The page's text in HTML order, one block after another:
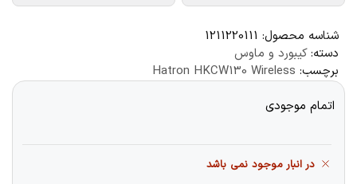
شناسه محصول: 1211220111
دسته:کیبورد و ماوس
برچسب: Hatron HKCW130 Wireless
اتمام موجودی
در انبار موجود نمی باشد